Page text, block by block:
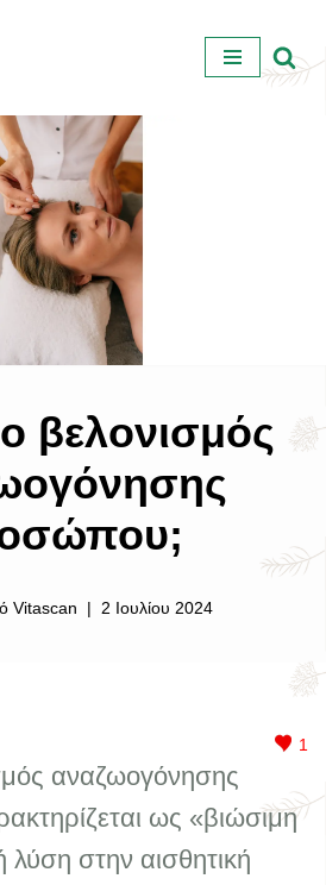
ο βελονισμός
Vitascan 2 Ιουλίου 2024
1
αναζωογόνησης
ως «βιώσιμη
λύση στην αισθητική